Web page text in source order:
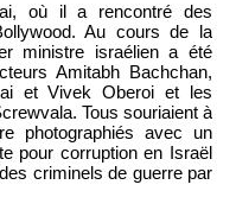
où il a rencontré des
Au cours de la
ministre israélien a été
Amitabh Bachchan,
et Vivek Oberoi et les
Tous souriaient à
photographiés avec un
pour corruption en Israël
criminels de guerre par